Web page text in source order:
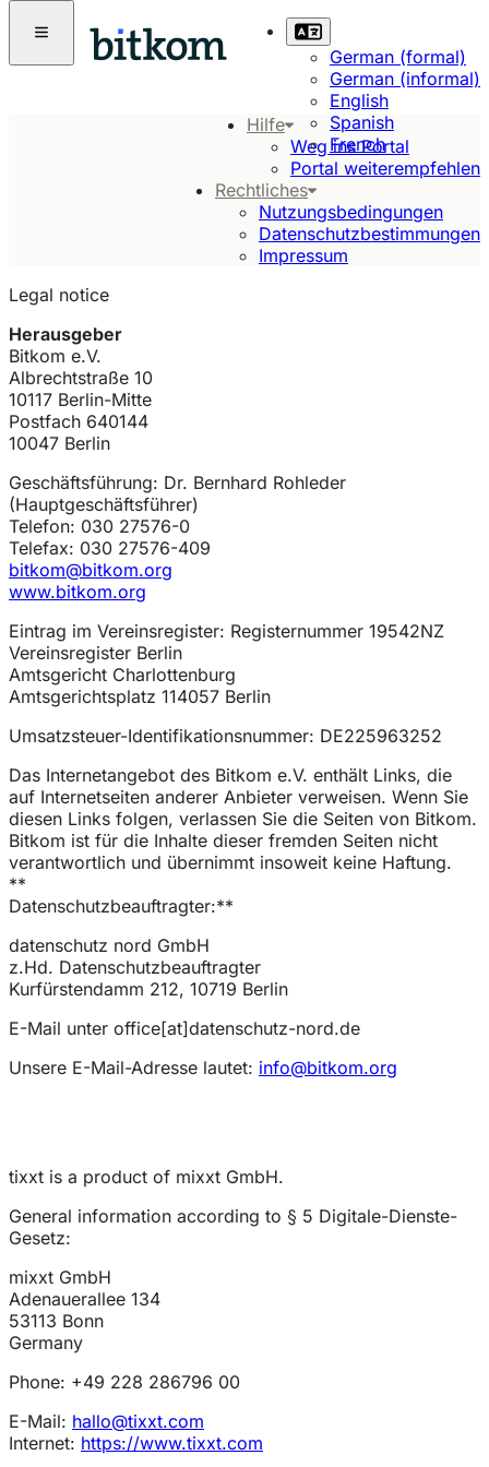
German (formal)
German (informal)
English
Spanish
French
Hilfe
Weg ins Portal
Portal weiterempfehlen
Rechtliches
Nutzungsbedingungen
Datenschutzbestimmungen
Impressum
Legal notice
Herausgeber
Bitkom e.V.
Albrechtstraße 10
10117 Berlin-Mitte
Postfach 640144
10047 Berlin
Geschäftsführung: Dr. Bernhard Rohleder
(Hauptgeschäftsführer)
Telefon: 030 27576-0
Telefax: 030 27576-409
bitkom@bitkom.org
www.bitkom.org
Eintrag im Vereinsregister: Registernummer 19542NZ
Vereinsregister Berlin
Amtsgericht Charlottenburg
Amtsgerichtsplatz 114057 Berlin
Umsatzsteuer-Identifikationsnummer: DE225963252
Das Internetangebot des Bitkom e.V. enthält Links, die
auf Internetseiten anderer Anbieter verweisen. Wenn Sie
diesen Links folgen, verlassen Sie die Seiten von Bitkom.
Bitkom ist für die Inhalte dieser fremden Seiten nicht
verantwortlich und übernimmt insoweit keine Haftung.
**
Datenschutzbeauftragter:**
datenschutz nord GmbH
z.Hd. Datenschutzbeauftragter
Kurfürstendamm 212, 10719 Berlin
E-Mail unter office[at]datenschutz-nord.de
Unsere E-Mail-Adresse lautet: info@bitkom.org
tixxt is a product of mixxt GmbH.
General information according to § 5 Digitale-Dienste-
Gesetz:
mixxt GmbH
Adenauerallee 134
53113 Bonn
Germany
Phone: +49 228 286796 00
E-Mail: hallo@tixxt.com
Internet: https://www.tixxt.com